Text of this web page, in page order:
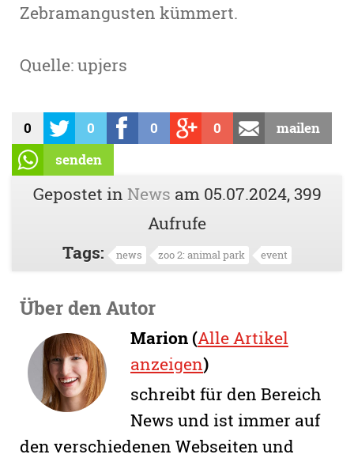
Zebramangusten kümmert.
Quelle: upjers
0 0 0 0
mailen
senden
Gepostet in News am 05.07.2024, 399
Aufrufe
Tags:
news zoo 2: animal park event
Über den Autor
Marion (Alle Artikel
anzeigen)
schreibt für den Bereich
News und ist immer auf
den verschiedenen Webseiten und